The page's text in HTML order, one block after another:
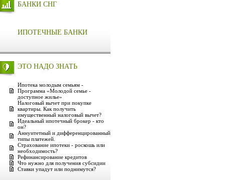
БАНКИ СНГ
ИПОТЕЧНЫЕ БАНКИ
ЭТО НАДО ЗНАТЬ
Ипотека молодым семьям -
Программа «Молодой семье -
доступное жилье»
Налоговый вычет при покупке
квартиры. Как получить
имущественный налоговый вычет?
Идеальный ипотечный брокер - кто
он?
Аннуитетный и дифференцированный
типы платежей.
Страхование ипотеки - роскошь или
необходимость?
Рефинансирование кредитов
Что нужно для получения субсидии
Ставки упадут или поднимутся?